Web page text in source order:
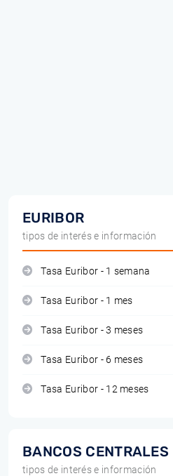
EURIBOR
tipos de interés e información
Tasa Euribor - 1 semana
Tasa Euribor - 1 mes
Tasa Euribor - 3 meses
Tasa Euribor - 6 meses
Tasa Euribor - 12 meses
BANCOS CENTRALES
tipos de interés e información